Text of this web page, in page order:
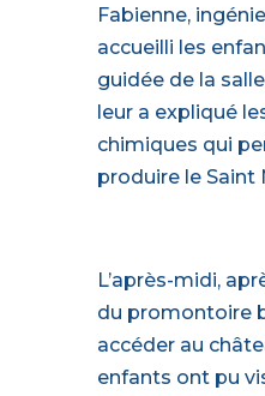
Fabienne,
accueilli les
guidée de la
leur a expliqué
chimiques qui
produire le Saint
L’après-midi,
du promontoire
accéder au
enfants ont pu